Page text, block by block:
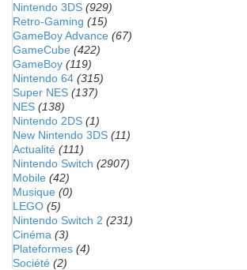
Nintendo 3DS (929)
Retro-Gaming (15)
GameBoy Advance (67)
GameCube (422)
GameBoy (119)
Nintendo 64 (315)
Super NES (137)
NES (138)
Nintendo 2DS (1)
New Nintendo 3DS (11)
Actualité (111)
Nintendo Switch (2907)
Mobile (42)
Musique (0)
LEGO (5)
Nintendo Switch 2 (231)
Cinéma (3)
Plateformes (4)
Société (2)